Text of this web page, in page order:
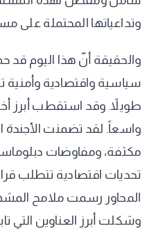
وتداعياتها المحتملة على
والحقيقة أنّ هذا اليوم
سياسية واقتصادية
طويلاً. وقد استقطب أبرز
واسعاً. لقد تضمنت الأجندة
مكثفة، ومفاوضات
تحديات اقتصادية تتطلب
المحاور رسمت ملامح
وشكلت أبرز العناوين التي